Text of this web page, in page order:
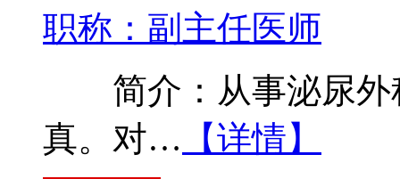
职称：副主任医师
简介：从事泌尿外
真。对… 【详情】